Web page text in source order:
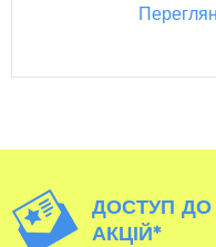
ДОСТУП
АКЦІЙ*